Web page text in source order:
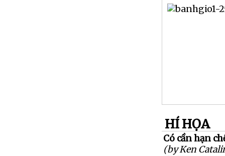
HÍ HỌA
Có cần hạn
(by Ken